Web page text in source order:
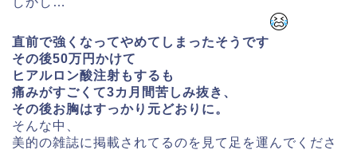
直前で強くなってやめてしまったそうです
その後50万円かけて
ヒアルロン酸注射もするも
痛みがすごくて3カ月間苦しみ抜き、
その後お胸はすっかり元どおりに。
そんな中、
美的の雑誌に掲載されてるのを見て足を運んでくださ